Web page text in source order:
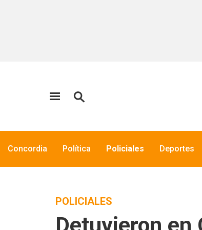
Concordia Política Policiales Deportes
POLICIALES
Detuvieron en